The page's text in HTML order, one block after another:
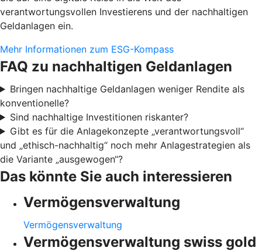
verantwortungsvollen Investierens und der nachhaltigen
Geldanlagen ein.
Mehr Informationen zum ESG-Kompass
FAQ zu nachhaltigen Geldanlagen
Bringen nachhaltige Geldanlagen weniger Rendite als
konventionelle?
Sind nachhaltige Investitionen riskanter?
Gibt es für die Anlagekonzepte „verantwortungsvoll“
und „ethisch-nachhaltig“ noch mehr Anlagestrategien als
die Variante „ausgewogen“?
Das könnte Sie auch interessieren
Vermögensverwaltung
Vermögensverwaltung
Vermögensverwaltung swiss gold